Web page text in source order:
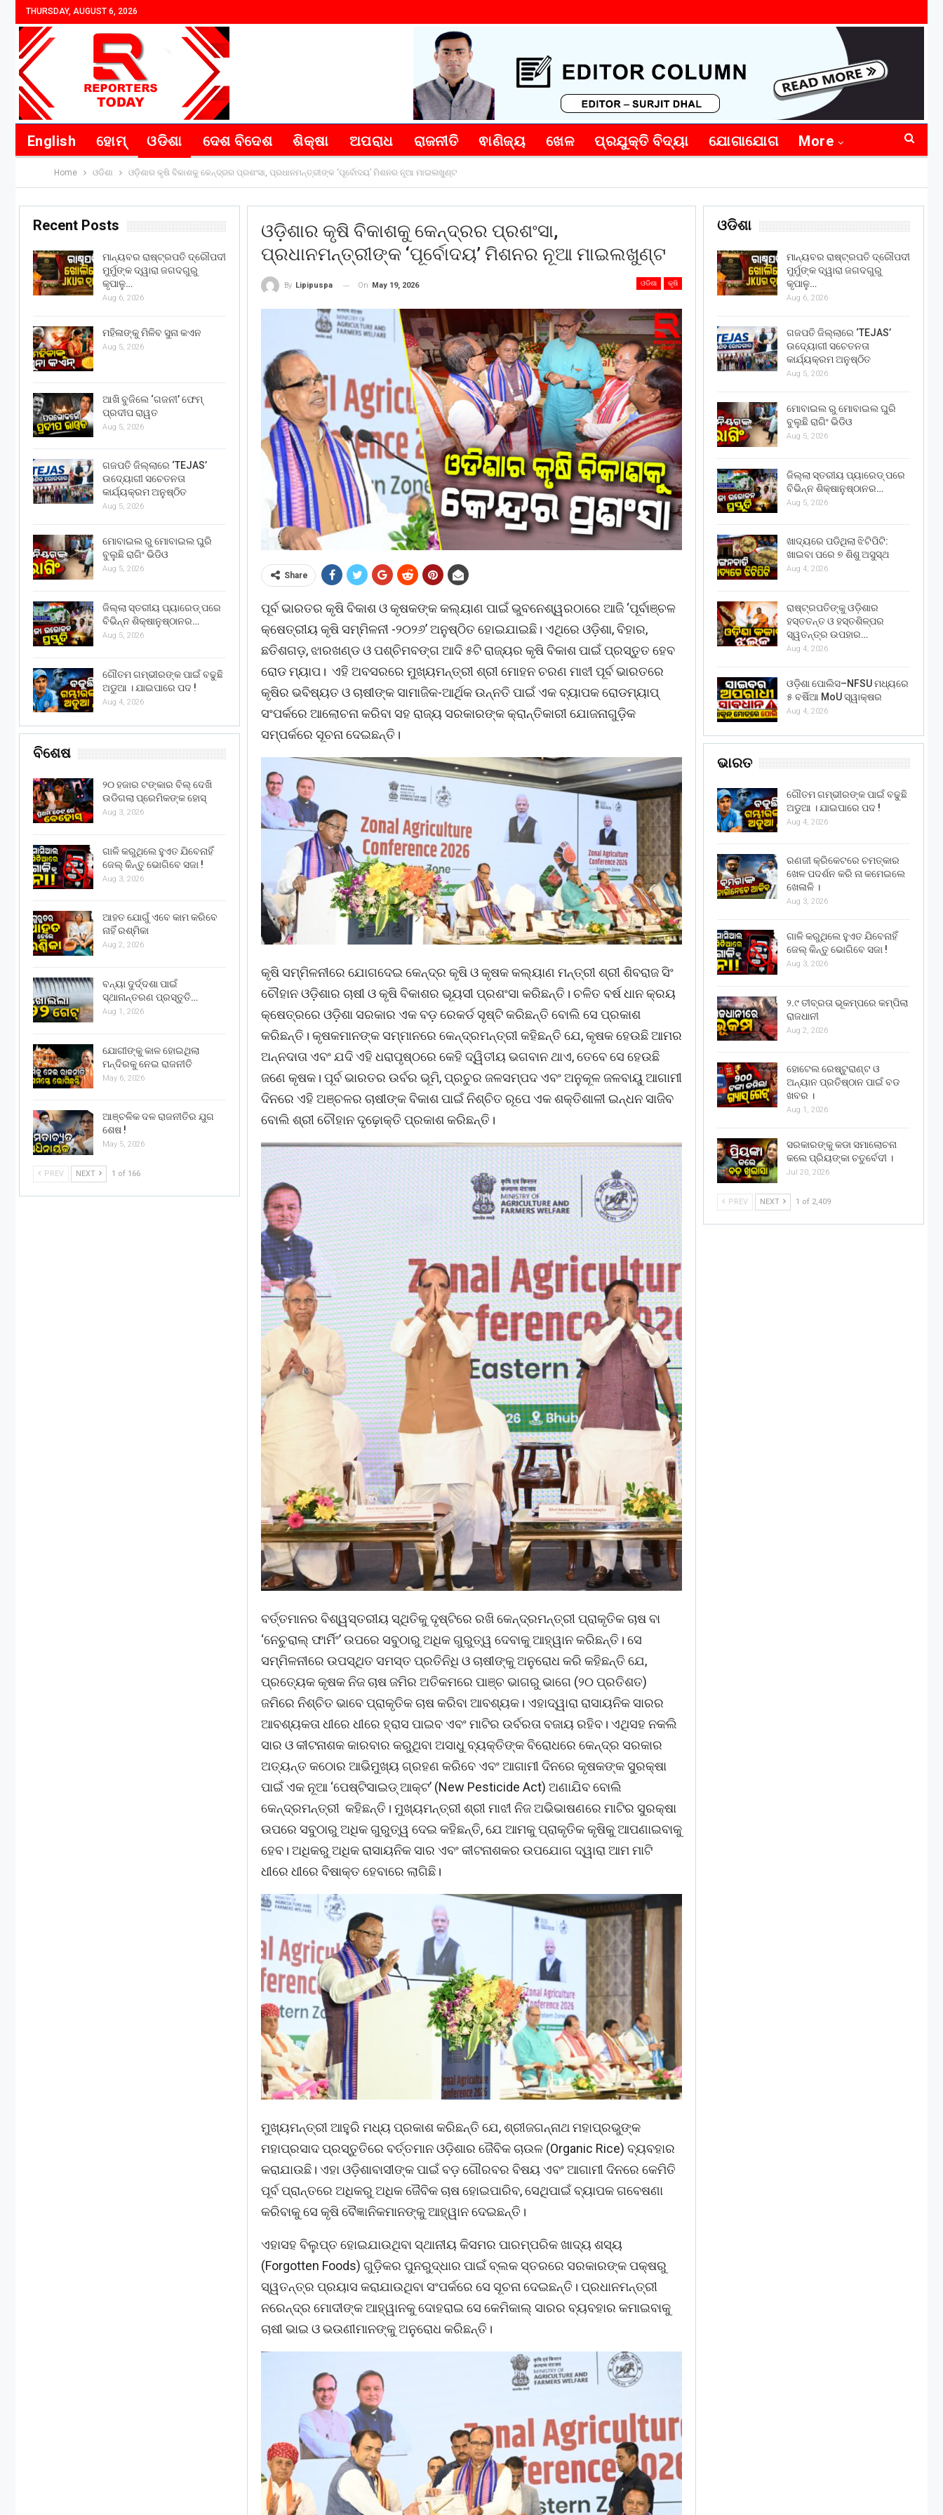
THURSDAY, AUGUST 6, 2026
English ହୋମ୍ ଓଡିଶା ଦେଶ ବିଦେଶ ଶିକ୍ଷା ଅପରାଧ ରାଜନୀତି ଵାଣିଜ୍ୟ ଖେଳ ପ୍ରଯୁକ୍ତି ବିଦ୍ୟା ଯୋଗାଯୋଗ More
Home ଓଡିଶା ଓଡ଼ିଶାର କୃଷି ବିକାଶକୁ କେନ୍ଦ୍ରର ପ୍ରଶଂସା, ପ୍ରଧାନମନ୍ତ୍ରୀଙ୍କ ‘ପୂର୍ବୋଦୟ’ ମିଶନର ନୂଆ ମାଇଲଖୁଣ୍ଟ
ଓଡ଼ିଶାର କୃଷି ବିକାଶକୁ କେନ୍ଦ୍ରର ପ୍ରଶଂସା,
ପ୍ରଧାନମନ୍ତ୍ରୀଙ୍କ ‘ପୂର୍ବୋଦୟ’ ମିଶନର ନୂଆ ମାଇଲଖୁଣ୍ଟ
ଓଡିଶା କୃଷି
By Lipipuspa On May 19, 2026
Share
ପୂର୍ବ ଭାରତର କୃଷି ବିକାଶ ଓ କୃଷକଙ୍କ କଲ୍ୟାଣ ପାଇଁ ଭୁବନେଶ୍ୱରଠାରେ ଆଜି ‘ପୂର୍ବାଞ୍ଚଳ
କ୍ଷେତ୍ରୀୟ କୃଷି ସମ୍ମିଳନୀ -୨୦୨୬’ ଅନୁଷ୍ଠିତ ହୋଇଯାଇଛି। ଏଥିରେ ଓଡ଼ିଶା, ବିହାର,
ଛତିଶଗଡ଼, ଝାରଖଣ୍ଡ ଓ ପଶ୍ଚିମବଙ୍ଗ ଆଦି ୫ଟି ରାଜ୍ୟର କୃଷି ବିକାଶ ପାଇଁ ପ୍ରସ୍ତୁତ ହେବ
ରୋଡ ମ୍ୟାପ। ଏହି ଅବସରରେ ମୁଖ୍ୟମନ୍ତ୍ରୀ ଶ୍ରୀ ମୋହନ ଚରଣ ମାଝୀ ପୂର୍ବ ଭାରତରେ
କୃଷିର ଭବିଷ୍ୟତ ଓ ଚାଷୀଙ୍କ ସାମାଜିକ-ଆର୍ଥିକ ଉନ୍ନତି ପାଇଁ ଏକ ବ୍ୟାପକ ରୋଡମ୍ୟାପ୍‌
ସଂପର୍କରେ ଆଲୋଚନା କରିବା ସହ ରାଜ୍ୟ ସରକାରଙ୍କ କ୍ରାନ୍ତିକାରୀ ଯୋଜନାଗୁଡ଼ିକ
ସମ୍ପର୍କରେ ସୂଚନା ଦେଇଛନ୍ତି।
କୃଷି ସମ୍ମିଳନୀରେ ଯୋଗଦେଇ କେନ୍ଦ୍ର କୃଷି ଓ କୃଷକ କଲ୍ୟାଣ ମନ୍ତ୍ରୀ ଶ୍ରୀ ଶିବରାଜ ସିଂ
ଚୌହାନ ଓଡ଼ିଶାର ଚାଷୀ ଓ କୃଷି ବିକାଶର ଭୂୟସୀ ପ୍ରଶଂସା କରିଛନ୍ତି। ଚଳିତ ବର୍ଷ ଧାନ କ୍ରୟ
କ୍ଷେତ୍ରରେ ଓଡ଼ିଶା ସରକାର ଏକ ବଡ଼ ରେକର୍ଡ ସୃଷ୍ଟି କରିଛନ୍ତି ବୋଲି ସେ ପ୍ରକାଶ
କରିଛନ୍ତି। କୃଷକମାନଙ୍କ ସମ୍ମାନରେ କେନ୍ଦ୍ରମନ୍ତ୍ରୀ କହିଛନ୍ତି ଯେ, କୃଷକ ହେଉଛି ଆମର
ଅନ୍ନଦାତା ଏବଂ ଯଦି ଏହି ଧରାପୃଷ୍ଠରେ କେହି ଦ୍ୱିତୀୟ ଭଗବାନ ଥାଏ, ତେବେ ସେ ହେଉଛି
ଜଣେ କୃଷକ। ପୂର୍ବ ଭାରତର ଉର୍ବର ଭୂମି, ପ୍ରଚୁର ଜଳସମ୍ପଦ ଏବଂ ଅନୁକୂଳ ଜଳବାୟୁ ଆଗାମୀ
ଦିନରେ ଏହି ଅଞ୍ଚଳର ଚାଷୀଙ୍କ ବିକାଶ ପାଇଁ ନିଶ୍ଚିତ ରୂପେ ଏକ ଶକ୍ତିଶାଳୀ ଇନ୍ଧନ ସାଜିବ
ବୋଲି ଶ୍ରୀ ଚୌହାନ ଦୃଢ଼ୋକ୍ତି ପ୍ରକାଶ କରିଛନ୍ତି।
ବର୍ତ୍ତମାନର ବିଶ୍ୱସ୍ତରୀୟ ସ୍ଥିତିକୁ ଦୃଷ୍ଟିରେ ରଖି କେନ୍ଦ୍ରମନ୍ତ୍ରୀ ପ୍ରାକୃତିକ ଚାଷ ବା
‘ନେଚୁରାଲ୍ ଫାର୍ମିଂ’ ଉପରେ ସବୁଠାରୁ ଅଧିକ ଗୁରୁତ୍ୱ ଦେବାକୁ ଆହ୍ୱାନ କରିଛନ୍ତି। ସେ
ସମ୍ମିଳନୀରେ ଉପସ୍ଥିତ ସମସ୍ତ ପ୍ରତିନିଧି ଓ ଚାଷୀଙ୍କୁ ଅନୁରୋଧ କରି କହିଛନ୍ତି ଯେ,
ପ୍ରତ୍ୟେକ କୃଷକ ନିଜ ଚାଷ ଜମିର ଅତିକମରେ ପାଞ୍ଚ ଭାଗରୁ ଭାଗେ (୨୦ ପ୍ରତିଶତ)
ଜମିରେ ନିଶ୍ଚିତ ଭାବେ ପ୍ରାକୃତିକ ଚାଷ କରିବା ଆବଶ୍ୟକ। ଏହାଦ୍ୱାରା ରାସାୟନିକ ସାରର
ଆବଶ୍ୟକତା ଧୀରେ ଧୀରେ ହ୍ରାସ ପାଇବ ଏବଂ ମାଟିର ଉର୍ବରତା ବଜାୟ ରହିବ। ଏଥିସହ ନକଲି
ସାର ଓ କୀଟନାଶକ କାରବାର କରୁଥିବା ଅସାଧୁ ବ୍ୟକ୍ତିଙ୍କ ବିରୋଧରେ କେନ୍ଦ୍ର ସରକାର
ଅତ୍ୟନ୍ତ କଠୋର ଆଭିମୁଖ୍ୟ ଗ୍ରହଣ କରିବେ ଏବଂ ଆଗାମୀ ଦିନରେ କୃଷକଙ୍କ ସୁରକ୍ଷା
ପାଇଁ ଏକ ନୂଆ ‘ପେଷ୍ଟିସାଇଡ୍ ଆକ୍ଟ’ (New Pesticide Act) ଅଣାଯିବ ବୋଲି
କେନ୍ଦ୍ରମନ୍ତ୍ରୀ କହିଛନ୍ତି। ମୁଖ୍ୟମନ୍ତ୍ରୀ ଶ୍ରୀ ମାଝୀ ନିଜ ଅଭିଭାଷଣରେ ମାଟିର ସୁରକ୍ଷା
ଉପରେ ସବୁଠାରୁ ଅଧିକ ଗୁରୁତ୍ୱ ଦେଇ କହିଛନ୍ତି, ଯେ ଆମକୁ ପ୍ରାକୃତିକ କୃଷିକୁ ଆପଣାଇବାକୁ
ହେବ। ଅଧିକରୁ ଅଧିକ ରାସାୟନିକ ସାର ଏବଂ କୀଟନାଶକର ଉପଯୋଗ ଦ୍ୱାରା ଆମ ମାଟି
ଧୀରେ ଧୀରେ ବିଷାକ୍ତ ହେବାରେ ଲାଗିଛି।
ମୁଖ୍ୟମନ୍ତ୍ରୀ ଆହୁରି ମଧ୍ୟ ପ୍ରକାଶ କରିଛନ୍ତି ଯେ, ଶ୍ରୀଜଗନ୍ନାଥ ମହାପ୍ରଭୁଙ୍କ
ମହାପ୍ରସାଦ ପ୍ରସ୍ତୁତିରେ ବର୍ତ୍ତମାନ ଓଡ଼ିଶାର ଜୈବିକ ଚାଉଳ (Organic Rice) ବ୍ୟବହାର
କରାଯାଉଛି। ଏହା ଓଡ଼ିଶାବାସୀଙ୍କ ପାଇଁ ବଡ଼ ଗୌରବର ବିଷୟ ଏବଂ ଆଗାମୀ ଦିନରେ କେମିତି
ପୂର୍ବ ପ୍ରାନ୍ତରେ ଅଧିକରୁ ଅଧିକ ଜୈବିକ ଚାଷ ହୋଇପାରିବ, ସେଥିପାଇଁ ବ୍ୟାପକ ଗବେଷଣା
କରିବାକୁ ସେ କୃଷି ବୈଜ୍ଞାନିକମାନଙ୍କୁ ଆହ୍ୱାନ ଦେଇଛନ୍ତି।
ଏହାସହ ବିଲୁପ୍ତ ହୋଇଯାଉଥିବା ସ୍ଥାନୀୟ କିସମର ପାରମ୍ପରିକ ଖାଦ୍ୟ ଶସ୍ୟ
(Forgotten Foods) ଗୁଡ଼ିକର ପୁନରୁଦ୍ଧାର ପାଇଁ ବ୍ଲକ ସ୍ତରରେ ସରକାରଙ୍କ ପକ୍ଷରୁ
ସ୍ୱତନ୍ତ୍ର ପ୍ରୟାସ କରାଯାଉଥିବା ସଂପର୍କରେ ସେ ସୂଚନା ଦେଇଛନ୍ତି। ପ୍ରଧାନମନ୍ତ୍ରୀ
ନରେନ୍ଦ୍ର ମୋଦୀଙ୍କ ଆହ୍ୱାନକୁ ଦୋହରାଇ ସେ କେମିକାଲ୍ ସାରର ବ୍ୟବହାର କମାଇବାକୁ
ଚାଷୀ ଭାଇ ଓ ଭଉଣୀମାନଙ୍କୁ ଅନୁରୋଧ କରିଛନ୍ତି।
ଓଡିଶା
ମାନ୍ୟବର ରାଷ୍ଟ୍ରପତି ଦ୍ରୌପଦୀ
ମୁର୍ମୁଙ୍କ ଦ୍ୱାରା ଜଗଦଗୁରୁ
କୃପାଳୁ…
Aug 6, 2026
ଗଜପତି ଜିଲ୍ଲାରେ ‘TEJAS’
ଉଦ୍ୟୋଗୀ ସଚେତନତା
କାର୍ଯ୍ୟକ୍ରମ ଅନୁଷ୍ଠିତ
Aug 5, 2026
ମୋବାଇଲ ରୁ ମୋବାଇଲ ଘୁରି
ବୁଲୁଛି ରାଗିଂ ଭିଡିଓ
Aug 5, 2026
ଜିଲ୍ଲା ସ୍ତରୀୟ ପ୍ୟାରେଡ୍ ପରେ
ବିଭିନ୍ନ ଶିକ୍ଷାନୁଷ୍ଠାନର…
Aug 5, 2026
ଖାଦ୍ୟରେ ପଡିଥିଲା ଝିଟିପିଟି:
ଖାଇବା ପରେ ୭ ଶିଶୁ ଅସୁସ୍ଥ
Aug 4, 2026
ରାଷ୍ଟ୍ରପତିଙ୍କୁ ଓଡ଼ିଶାର
ହସ୍ତତନ୍ତ ଓ ହସ୍ତଶିଳ୍ପର
ସ୍ୱତନ୍ତ୍ର ଉପହାର…
Aug 4, 2026
ଓଡ଼ିଶା ପୋଲିସ–NFSU ମଧ୍ୟରେ
୫ ବର୍ଷିଆ MoU ସ୍ୱାକ୍ଷର
Aug 4, 2026
ଭାରତ
ଗୌତମ ଗମ୍ଭୀରଙ୍କ ପାଇଁ ବଢୁଛି
ଅଡୁଆ । ଯାଇପାରେ ପଦ !
Aug 4, 2026
ରଣଜୀ କ୍ରିକେଟରେ ଚମତ୍କାର
ଖେଳ ପଦର୍ଶନ କରି ନା କମେଇଲେ
ଖେଳାଳି ।
Aug 3, 2026
ଗାଳି କରୁଥିଲେ ହୁଏତ ଯିବେନାହିଁ
ଜେଲ୍ କିନ୍ତୁ ଭୋଗିବେ ସଜା !
Aug 3, 2026
୨.୯ ତୀବ୍ରତା ଭୂକମ୍ପରେ କମ୍ପିଲା
ରାଜଧାନୀ
Aug 2, 2026
ହୋଟେଲ ରେଷ୍ଟୁରାଣ୍ଟ ଓ
ଅନ୍ୟାନ ପ୍ରତିଷ୍ଠାନ ପାଇଁ ବଡ
ଖବର ।
Aug 1, 2026
ସରକାରଙ୍କୁ କଡା ସମାଲୋଚନା
କଲେ ପ୍ରିୟଙ୍କା ଚତୁର୍ବେଦୀ ।
Jul 20, 2026
PREV NEXT 1 of 2,409
Recent Posts
ମାନ୍ୟବର ରାଷ୍ଟ୍ରପତି ଦ୍ରୌପଦୀ
ମୁର୍ମୁଙ୍କ ଦ୍ୱାରା ଜଗଦଗୁରୁ
କୃପାଳୁ…
Aug 6, 2026
ମହିଳାଙ୍କୁ ମିଳିବ ସୁନା କଏନ
Aug 5, 2026
ଆଖି ବୁଜିଲେ ‘ଗଜନୀ’ ଫେମ୍
ପ୍ରଦୀପ ରାୱତ
Aug 5, 2026
ଗଜପତି ଜିଲ୍ଲାରେ ‘TEJAS’
ଉଦ୍ୟୋଗୀ ସଚେତନତା
କାର୍ଯ୍ୟକ୍ରମ ଅନୁଷ୍ଠିତ
Aug 5, 2026
ମୋବାଇଲ ରୁ ମୋବାଇଲ ଘୁରି
ବୁଲୁଛି ରାଗିଂ ଭିଡିଓ
Aug 5, 2026
ଜିଲ୍ଲା ସ୍ତରୀୟ ପ୍ୟାରେଡ୍ ପରେ
ବିଭିନ୍ନ ଶିକ୍ଷାନୁଷ୍ଠାନର…
Aug 5, 2026
ଗୌତମ ଗମ୍ଭୀରଙ୍କ ପାଇଁ ବଢୁଛି
ଅଡୁଆ । ଯାଇପାରେ ପଦ !
Aug 4, 2026
ବିଶେଷ
୨୦ ହଜାର ଟଙ୍କାର ବିଲ୍ ଦେଖି
ଉଡିଗଲା ପ୍ରେମିକଙ୍କ ହୋସ୍
Aug 3, 2026
ଗାଳି କରୁଥିଲେ ହୁଏତ ଯିବେନାହିଁ
ଜେଲ୍ କିନ୍ତୁ ଭୋଗିବେ ସଜା !
Aug 3, 2026
ଆହତ ଯୋଗୁଁ ଏବେ କାମ କରିବେ
ନାହିଁ ରଶ୍ମିକା
Aug 2, 2026
ବନ୍ୟା ଦୁର୍ଦ୍ଦଶା ପାଇଁ
ସ୍ଥାନାନ୍ତରଣ ପ୍ରସ୍ତୁତି…
Aug 1, 2026
ଯୋଗୀଙ୍କୁ କାଳ ହୋଇଥିଲା
ମନ୍ଦିରକୁ ନେଇ ରାଜନୀତି
May 6, 2026
ଆଞ୍ଚଳିକ ଦଳ ରାଜନୀତିର ଯୁଗ
ଶେଷ !
May 5, 2026
PREV NEXT 1 of 166